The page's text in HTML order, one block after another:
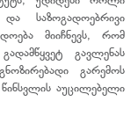
და საზოგადოებრივი
მიიჩნევს, რომ
გავლენას
გარემოს
წინსვლის აუცილებელი